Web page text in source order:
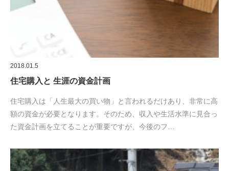
2018.01.5
住宅購入と 生涯の資金計画
住宅購入は「人生最大の買い物」と言われるだけあり、非常に高
額の資金が必要となります。そのため、収入や生活水準に見合っ
た資金計画を立てることが重要ですが、今後のフ…